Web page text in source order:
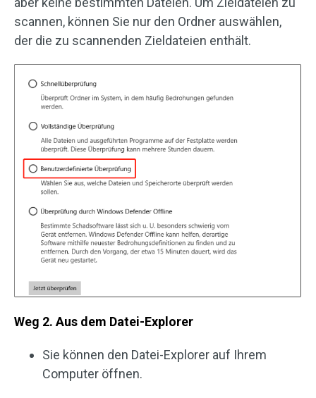
scannen, können Sie nur den Ordner auswählen,
der die zu scannenden Zieldateien enthält.
Weg 2. Aus dem Datei-Explorer
Sie können den Datei-Explorer auf Ihrem
Computer öffnen.